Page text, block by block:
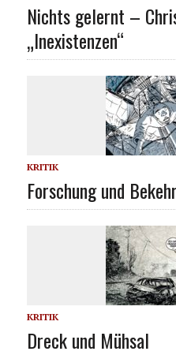
Nichts gelernt –
„Inexistenzen“
KRITIK
Forschung und
KRITIK
Dreck und Mühsal